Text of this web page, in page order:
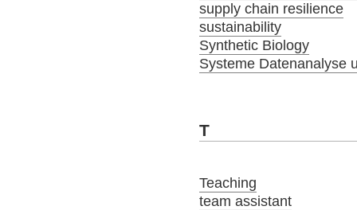
supply chain resilience
sustainability
Synthetic Biology
Systeme Datenanalyse
T
Teaching
team assistant